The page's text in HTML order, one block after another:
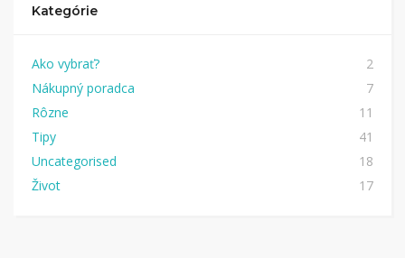
Kategórie
Ako vybrať?
2
Nákupný poradca
7
Rôzne
11
Tipy
41
Uncategorised
18
Život
17